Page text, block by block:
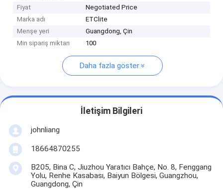
Fiyat
Negotiated Price
Marka adı
ETClite
Menşe yeri
Guangdong, Çin
Min sipariş miktarı
100
Daha fazla göster
İletişim Bilgileri
johnliang
18664870255
B205, Bina C, Jiuzhou Yaratıcı Bahçe, No. 8, Fenggang
Yolu, Renhe Kasabası, Baiyun Bölgesi, Guangzhou,
Guangdong, Çin